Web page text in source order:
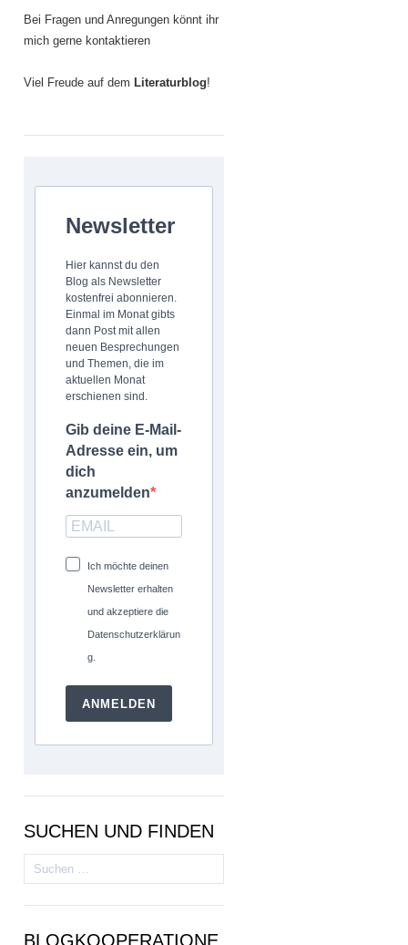
Bei Fragen und Anregungen könnt ihr
mich gerne kontaktieren
Viel Freude auf dem Literaturblog!
Newsletter
Hier kannst du den
Blog als Newsletter
kostenfrei abonnieren.
Einmal im Monat gibts
dann Post mit allen
neuen Besprechungen
und Themen, die im
aktuellen Monat
erschienen sind.
Gib deine E-Mail-
Adresse ein, um
dich
anzumelden
Ich möchte deinen
Newsletter erhalten
und akzeptiere die
Datenschutzerklärun
g.
ANMELDEN
SUCHEN UND FINDEN
Suchen
nach:
BLOGKOOPERATIONE